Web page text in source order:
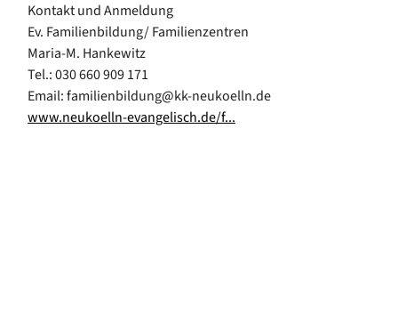
Kontakt und Anmeldung
Ev. Familienbildung/ Familienzentren
Maria-M. Hankewitz
Tel.: 030 660 909 171
Email: familienbildung@kk-neukoelln.de
www.neukoelln-evangelisch.de/f...